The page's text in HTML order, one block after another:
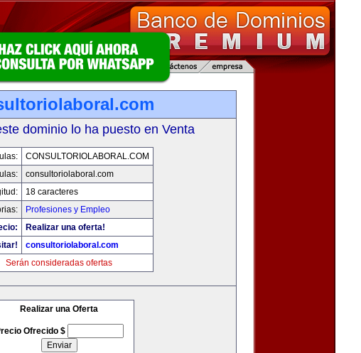
dominio lo ha puesto en Venta
CONSULTORIOLABORAL.COM
consultoriolaboral.com
18 caracteres
Profesiones y Empleo
Realizar una oferta!
consultoriolaboral.com
Serán consideradas ofertas
Realizar una Oferta
Ofrecido $